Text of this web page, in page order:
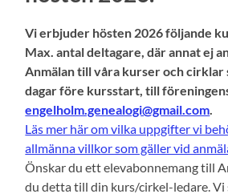
Vi erbjuder hösten 2026 följande
Max. antal deltagare, där annat ej
Anmälan till våra kurser och cirklar
dagar före kursstart, till
engelholm.genealogi@gmail.com.
Läs mer här om vilka uppgifter vi
allmänna villkor som gäller vid
Önskar du ett elevabonnemang till
du detta till din kurs/cirkel-ledare. Vi